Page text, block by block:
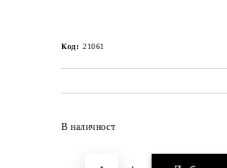
Код: 21061
В наличност